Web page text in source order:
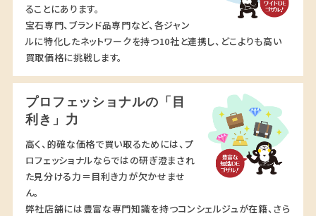
ることにあります。
宝石専門、ブランド品専門など、各ジャン
ルに特化したネットワークを持つ10社と連携し、どこよりも高い
買取価格に挑戦します。
プロフェッショナルの「目
利き」力
高く、的確な価格で買い取るためには、プ
ロフェッショナルならではの研ぎ澄まされ
た見分ける力＝目利き力が欠かせませ
ん。
弊社店舗には豊富な専門知識を持つコンシェルジュが在籍、さら